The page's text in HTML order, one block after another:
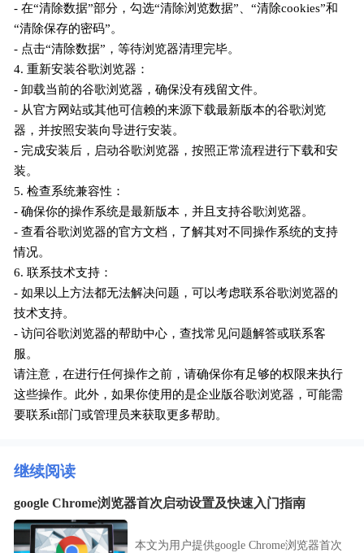
- 在“清除数据”部分，勾选“清除浏览数据”、“清除cookies”和
“清除保存的密码”。
- 点击“清除数据”，等待浏览器清理完毕。
4. 重新安装谷歌浏览器：
- 卸载当前的谷歌浏览器，确保没有残留文件。
- 从官方网站或其他可信赖的来源下载最新版本的谷歌浏览
器，并按照安装向导进行安装。
- 完成安装后，启动谷歌浏览器，按照正常流程进行下载和安
装。
5. 检查系统兼容性：
- 确保你的操作系统是最新版本，并且支持谷歌浏览器。
- 查看谷歌浏览器的官方文档，了解其对不同操作系统的支持
情况。
6. 联系技术支持：
- 如果以上方法都无法解决问题，可以考虑联系谷歌浏览器的
技术支持。
- 访问谷歌浏览器的帮助中心，查找常见问题解答或联系客
服。
请注意，在进行任何操作之前，请确保你有足够的权限来执行
这些操作。此外，如果你使用的是企业版谷歌浏览器，可能需
要联系it部门或管理员来获取更多帮助。
继续阅读
google Chrome浏览器首次启动设置及快速入门指南
本文为用户提供google Chrome浏览器首次